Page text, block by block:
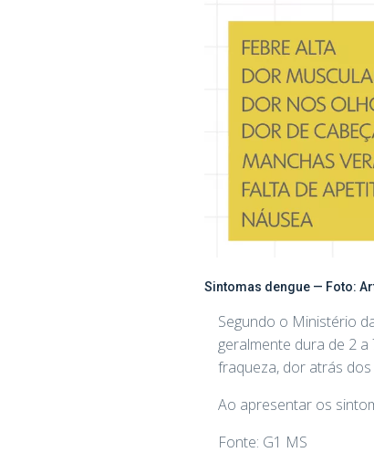
Sintomas dengue — Foto:
Segundo o Ministério
geralmente dura de 2
fraqueza, dor atrás
Ao apresentar os
Fonte: G1 MS